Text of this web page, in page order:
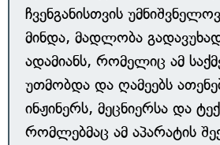
ჩვენგანისთვის
მინდა, მადლობა
ადამიანს, რომელიც ამ
უთმობდა და ღამეებს
ინჟინერს, მეცნიერსა და
რომლებმაც ამ აპარატის